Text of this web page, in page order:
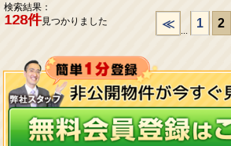
検索結果：
128件見つかりました ≪ ...
1 2